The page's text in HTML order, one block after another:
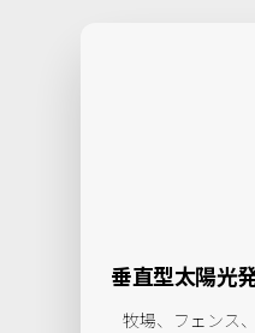
垂直型太陽光
牧場、フェンス